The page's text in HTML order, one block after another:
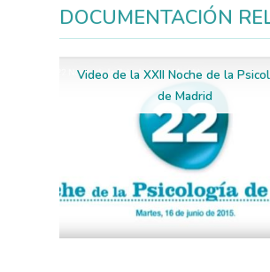
DOCUMENTACIÓN
Video de la XXII Noche de la
de Madrid